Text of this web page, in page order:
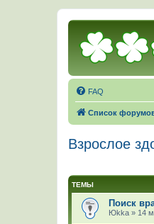
FAQ
Список
Взрослое
ТЕМЫ
Поиск
Юkka » 14